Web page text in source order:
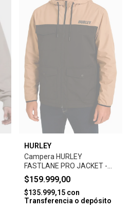
HURLEY
Campera HURLEY
FASTLANE PRO JACKET -
CAMEL
$159.999,00
$135.999,15 con
Transferencia o depósito